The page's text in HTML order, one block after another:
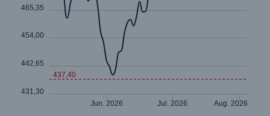
CLARA reduziert die Wartezeit bis zur
Leistungsentscheidung in der BU-
Versicherung bis zu